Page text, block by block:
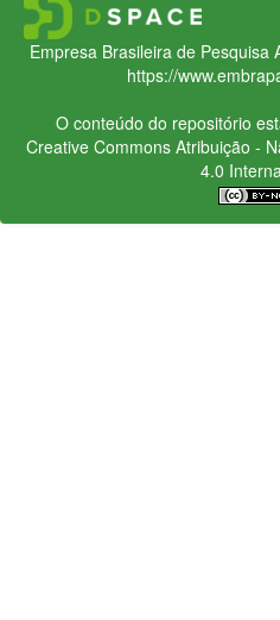
Empresa Brasileira de Pesquisa
https://
O conteúdo do repositório
Creative CommonsAtribuição -
4.0